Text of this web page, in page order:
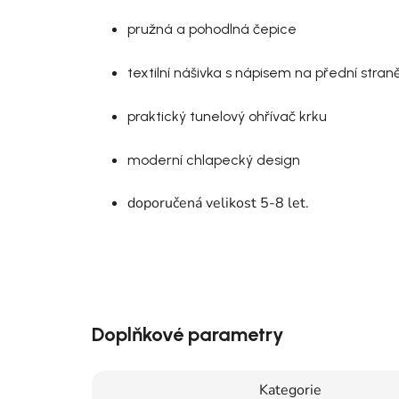
pružná a pohodlná čepice
textilní nášivka s nápisem na přední
praktický tunelový ohřívač krku
moderní chlapecký design
doporučená velikost 5-8 let.
Doplňkové parametry
Kategorie